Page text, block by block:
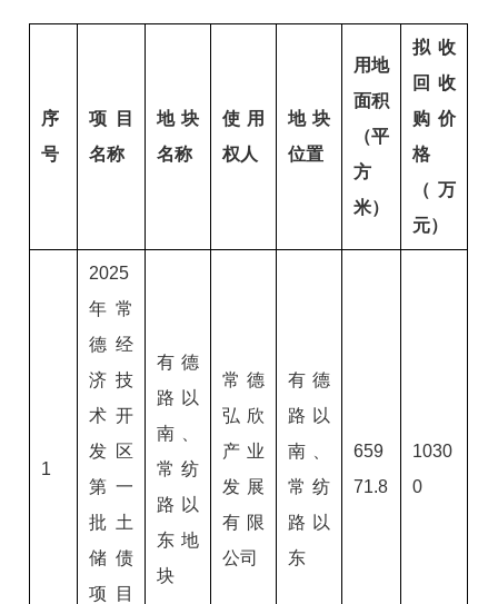
序
号
项目
名称
地块
名称
使用
权人
地块
位置
用地
面积
（平
方
米）
拟收
回收
购价
格
（万
元）
1
2025
年常
德经
济技
术开
发区
第一
批土
储债
项目
有德
路以
南、
常纺
路以
东地
块
常德
弘欣
产业
发展
有限
公司
有德
路以
南、
常纺
路以
东
659
71.8
1030
0